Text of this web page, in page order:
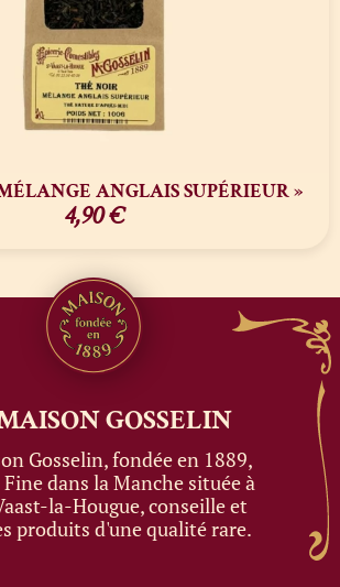
ANGLAIS SUPÉRIEUR »
4,90€
GOSSELIN
Gosselin, fondée en 1889,
dans la Manche située à
la-Hougue, conseille et
produits d'une qualité rare.